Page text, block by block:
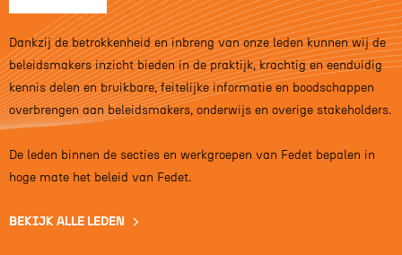
Dankzij de betrokkenheid en inbreng van onze leden kunnen wij de
beleidsmakers inzicht bieden in de praktijk, krachtig en eenduidig
kennis delen en bruikbare, feitelijke informatie en boodschappen
overbrengen aan beleidsmakers, onderwijs en overige stakeholders.
De leden binnen de secties en werkgroepen van Fedet bepalen in
hoge mate het beleid van Fedet.
BEKIJK ALLE LEDEN